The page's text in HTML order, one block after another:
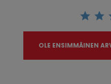
OLE ENSIMMÄINEN